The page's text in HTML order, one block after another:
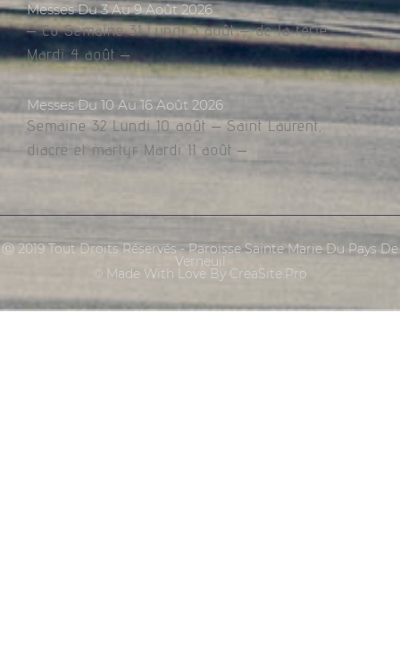
Messes Du 3 Au 9 Août 2026
– Co Semaine 31 Lundi 3 août – de la férie
Mardi 4 août –
Messes Du 10 Au 16 Août 2026
Semaine 32 Lundi 10 août – Saint Laurent,
diacre et martyr Mardi 11 août –
Ⓒ 2019 Tout Droits Réservés - Paroisse Sainte Marie Du Pays De
Verneuil
© Made With Love By CreaSite.Pro